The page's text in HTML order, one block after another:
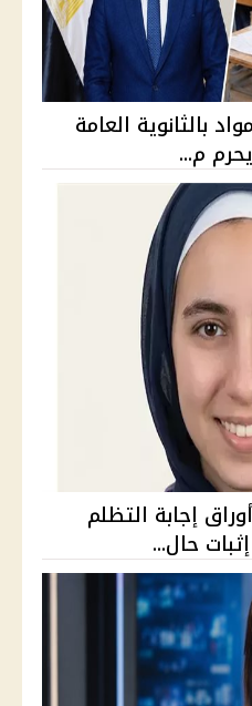
التعليم: الراسب في 3 مواد بالثانوية العامة
م...
أوراق إجابة التظلم
حال...